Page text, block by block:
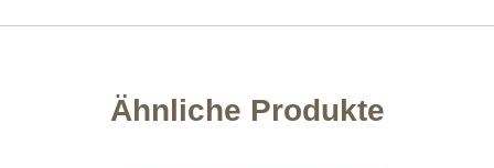
Ähnliche Produkte